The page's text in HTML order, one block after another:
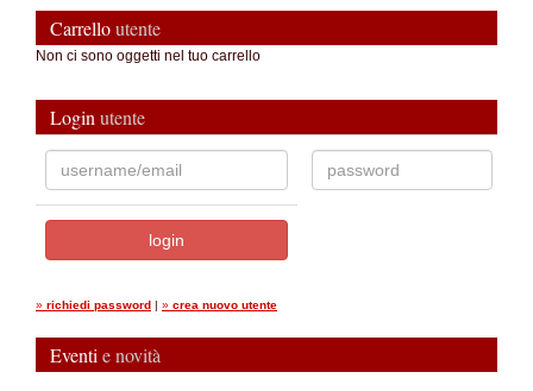
Carrelloutente
Non ci sono oggetti nel tuo carrello
Login utente
» richiedi password | » crea nuovo utente
Eventi e novità